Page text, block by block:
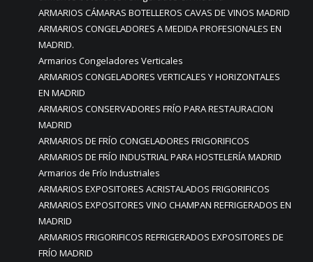
ARMARIOS CÁMARAS BOTELLEROS CAVAS DE VINOS MADRID
ARMARIOS CONGELADORES A MEDIDA PROFESIONALES EN
MADRID.
Armarios Congeladores Verticales
ARMARIOS CONGELADORES VERTICALES Y HORIZONTALES
EN MADRID
ARMARIOS CONSERVADORES FRÍO PARA RESTAURACION
MADRID
ARMARIOS DE FRÍO CONGELADORES FRIGORIFICOS
ARMARIOS DE FRÍO INDUSTRIAL PARA HOSTELERÍA MADRID
Armarios de Frío Industriales
ARMARIOS EXPOSITORES ACRISTALADOS FRIGORIFICOS
ARMARIOS EXPOSITORES VINO CHAMPAN REFRIGERADOS EN
MADRID
ARMARIOS FRIGORIFICOS REFRIGERADOS EXPOSITORES DE
FRÍO MADRID